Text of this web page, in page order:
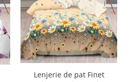
Lenjerie de pat Finet